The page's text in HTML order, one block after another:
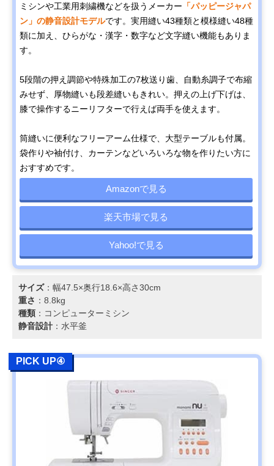
ミシンや工業用刺繍機などを扱うメーカー 「パッピージャパ
ン」の静音設計モデルです。実用縫い43種類と模様縫い48種
類に加え、ひらがな・漢字・数字など文字縫い機能もありま
す。
5段階の押え調節や特殊加工の7枚送り歯、自動糸調子で布縮
みせず、厚物縫いも段差縫いもきれい。押えの上げ下げは、
膝で操作するニーリフターで行えば両手を使えます。
筒縫いに便利なフリーアーム仕様で、大型テーブルも付属。
袋作りや袖付け、カーテンなどいろいろな物を作りたい方に
おすすめです。
Amazonで見る
楽天市場で見る
Yahoo!で見る
サイズ：幅47.5×奥行18.6×高さ30cm
重さ ：8.8kg
種類 ：コンピューターミシン
静音設計 ：水平釜
PICK UP④